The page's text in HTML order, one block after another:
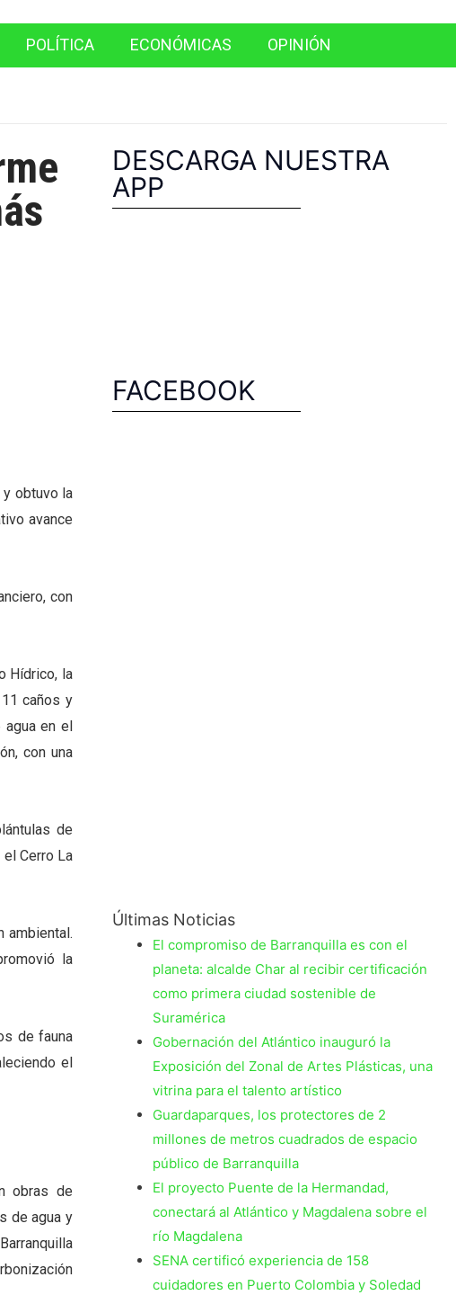
POLÍTICA ECONÓMICAS OPINIÓN
y obtuvo la
avance
con
Hídrico, la
caños y
en el
con una
de
Cerro La
ambiental.
la
de fauna
el
obras de
de agua y
DESCARGA NUESTRA
APP
FACEBOOK
Últimas Noticias
El compromiso de Barranquilla es con el
planeta: alcalde Char al recibir certificación
como primera ciudad sostenible de
Suramérica
Gobernación del Atlántico inauguró la
Exposición del Zonal de Artes Plásticas, una
vitrina para el talento artístico
Guardaparques, los protectores de 2
millones de metros cuadrados de espacio
público de Barranquilla
El proyecto Puente de la Hermandad,
conectará al Atlántico y Magdalena sobre el
río Magdalena
SENA certificó experiencia de 158
cuidadores en Puerto Colombia y Soledad